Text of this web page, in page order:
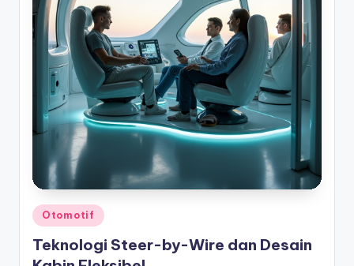
Posted
in
Otomotif
Teknologi Steer-by-Wire dan Desain